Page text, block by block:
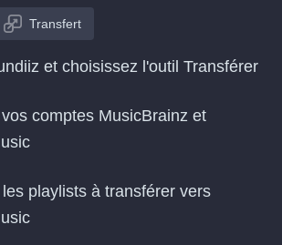
Transfert
et choisissez l'outil Transférer
comptes MusicBrainz et
playlists à transférer vers